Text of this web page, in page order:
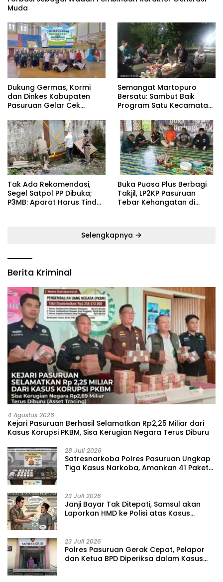
Muda
Dukung Germas, Kormi
dan Dinkes Kabupaten
Pasuruan Gelar Cek
Semangat Martopuro
Bersatu: Sambut Baik
Program Satu Kecamatan
Kebangkitan Persekabpas
‎Tak Ada Rekomendasi,
Segel Satpol PP Dibuka;
P3MB: Aparat Harus Tindak
‎Buka Puasa Plus Berbagi
Takjil, LP2KP Pasuruan
Tebar Kehangatan di
Selengkapnya
Berita Kriminal
4 Agustus 2026
Kejari Pasuruan Berhasil Selamatkan Rp2,25 Miliar dari
Kasus Korupsi PKBM, Sisa Kerugian Negara Terus Diburu
28 Juli 2026
‎Satresnarkoba Polres Pasuruan Ungkap
Tiga Kasus Narkoba, Amankan 41 Paket
23 Juli 2026
‎Janji Bayar Tak Ditepati, Samsul akan
Laporkan HMD ke Polisi atas Kasus
23 Juli 2026
‎Polres Pasuruan Gerak Cepat, Pelapor
dan Ketua BPD Diperiksa dalam Kasus